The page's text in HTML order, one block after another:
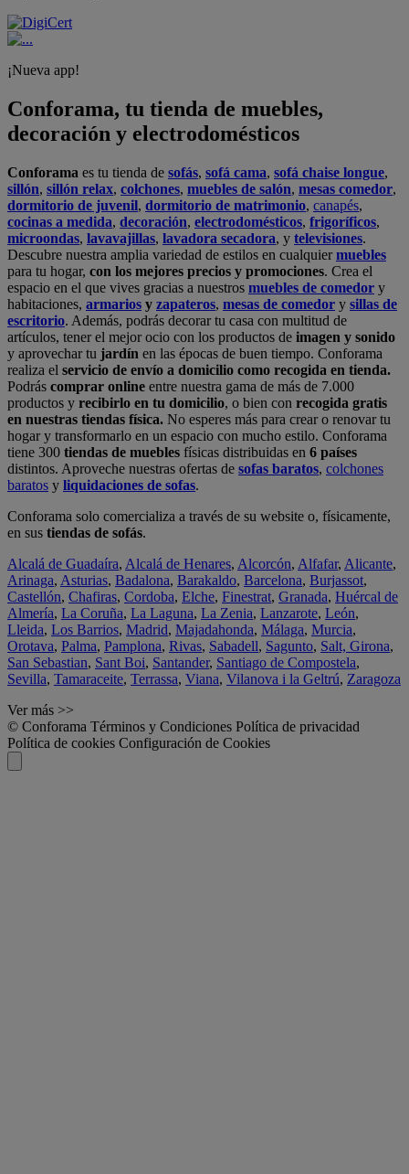
¡Nueva app!
Conforama, tu tienda de muebles,
decoración y electrodomésticos
Conforama es tu tienda de sofás, sofá cama, sofá chaise longue,
sillón, sillón relax, colchones, muebles de salón, mesas comedor,
dormitorio de juvenil, dormitorio de matrimonio, canapés,
cocinas a medida, decoración, electrodomésticos, frigoríficos,
microondas, lavavajillas, lavadora secadora, y televisiones.
Descubre nuestra amplia variedad de estilos en cualquiermuebles
para tu hogar, con los mejores precios y promociones. Crea el
espacio en el que vives gracias a nuestros muebles de comedor y
habitaciones, armarios y zapateros, mesas de comedor y sillas de
escritorio. Además, podrás decorar tu casa con multitud de
artículos, tener el mejor ocio con los productos de imagen y sonido
y aprovechar tu jardín en las épocas de buen tiempo. Conforama
realiza el servicio de envío a domicilio como recogida en tienda.
Podrás comprar online entre nuestra gama de más de 7.000
productos y recibirlo en tu domicilio, o bien con recogida gratis
en nuestras tiendas física. No esperes más para crear o renovar tu
hogar y transformarlo en un espacio con mucho estilo. Conforama
tiene 300 tiendas de muebles físicas distribuidas en 6 países
distintos. Aproveche nuestras ofertas de sofas baratos, colchones
baratos y liquidaciones de sofas.
Conforama solo comercializa a través de su website o, físicamente,
en sus tiendas de sofás.
Alcalá de Guadaíra, Alcalá de Henares, Alcorcón, Alfafar, Alicante,
Arinaga, Asturias, Badalona, Barakaldo, Barcelona, Burjassot,
Castellón, Chafiras, Cordoba, Elche, Finestrat, Granada, Huércal de
Almería, La Coruña, La Laguna, La Zenia, Lanzarote, León,
Lleida, Los Barrios, Madrid, Majadahonda, Málaga, Murcia,
Orotava, Palma, Pamplona, Rivas, Sabadell, Sagunto, Salt, Girona,
San Sebastian, Sant Boi, Santander, Santiago de Compostela,
Sevilla, Tamaraceite, Terrassa, Viana, Vilanova i la Geltrú, Zaragoza
Ver más >>
© Conforama Términos y Condiciones Política de privacidad
Política de cookies Configuración de Cookies